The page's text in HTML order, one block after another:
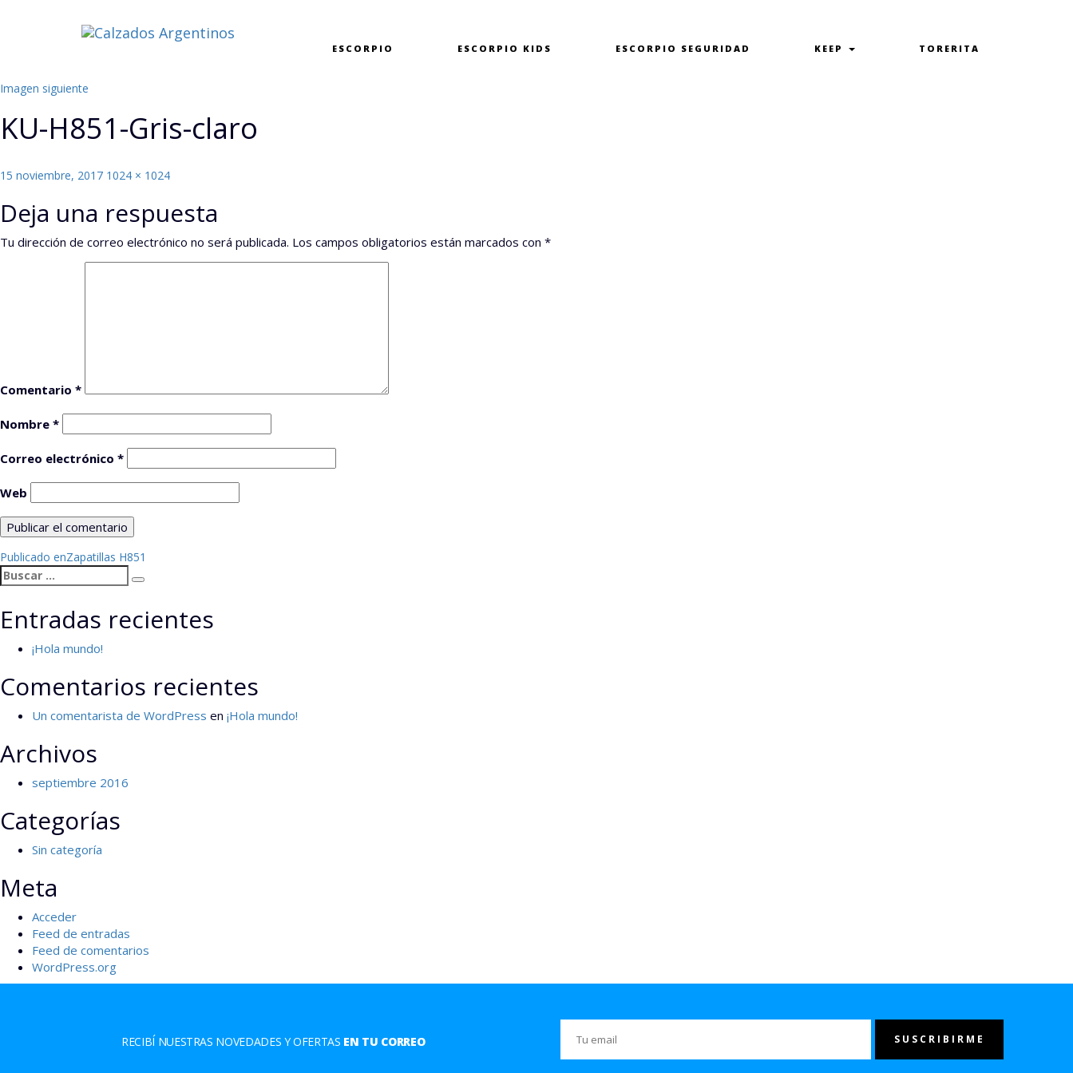
ESCORPIO ESCORPIO KIDS ESCORPIO SEGURIDAD KEEP TORERITA
Imagen siguiente
KU-H851-Gris-claro
Publicado
15 noviembre, 2017 Tamaño
1024 × 1024
Deja una respuesta
Tu dirección de correo electrónico no será publicada. Los campos obligatorios están marcados con *
Comentario *
Nombre *
Correo electrónico *
Web
Navegación
de
entradas
Publicado enZapatillas H851
Buscar
por:
Buscar
Entradas recientes
¡Hola mundo!
Comentarios recientes
Un comentarista de WordPress en ¡Hola mundo!
Archivos
septiembre 2016
Categorías
Sin categoría
Meta
Acceder
Feed de entradas
Feed de comentarios
WordPress.org
RECIBÍ NUESTRAS NOVEDADES Y OFERTAS EN TU CORREO